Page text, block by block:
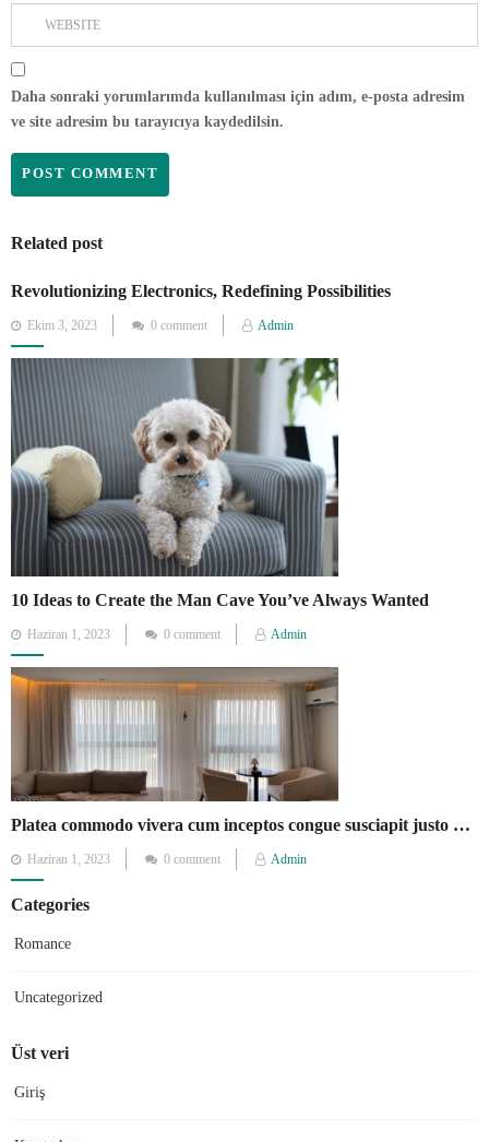
Daha sonraki yorumlarımda kullanılması için adım, e-posta adresim
ve site adresim bu tarayıcıya kaydedilsin.
Related post
Revolutionizing Electronics, Redefining Possibilities
Posted
on
Ekim 3, 2023 0 comment Admin
10 Ideas to Create the Man Cave You’ve Always Wanted
Posted
on
Haziran 1, 2023 0 comment Admin
Platea commodo vivera cum inceptos congue susciapit justo quisque fames.
Posted
on
Haziran 1, 2023 0 comment Admin
Categories
Romance
Uncategorized
Üst veri
Giriş